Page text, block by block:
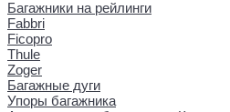
Багажники на рейлинги
Fabbri
Ficopro
Thule
Zoger
Багажные дуги
Упоры багажника